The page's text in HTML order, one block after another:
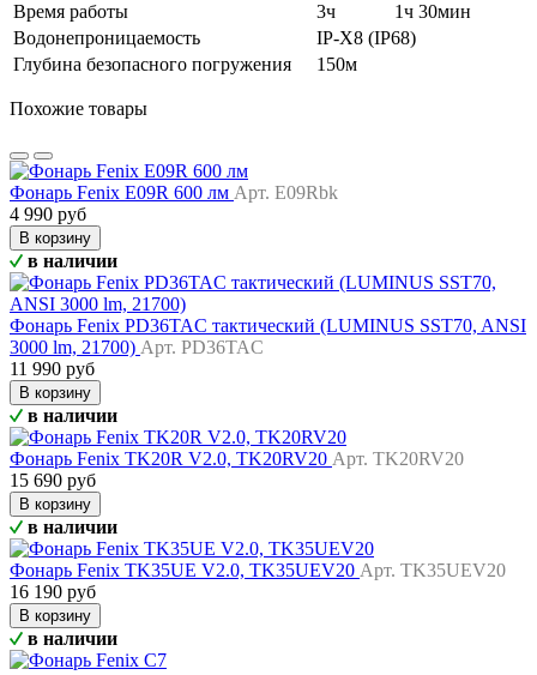
Время работы
3ч
1ч 30мин
Водонепроницаемость
IP-X8 (IP68)
Глубина безопасного погружения
150м
Похожие товары
Фонарь Fenix E09R 600 лм Арт. E09Rbk
4 990 руб
В корзину
в наличии
Фонарь Fenix PD36TAC тактический (LUMINUS SST70, ANSI
3000 lm, 21700) Арт. PD36TAC
11 990 руб
В корзину
в наличии
Фонарь Fenix TK20R V2.0, TK20RV20 Арт. TK20RV20
15 690 руб
В корзину
в наличии
Фонарь Fenix TK35UE V2.0, TK35UEV20 Арт. TK35UEV20
16 190 руб
В корзину
в наличии